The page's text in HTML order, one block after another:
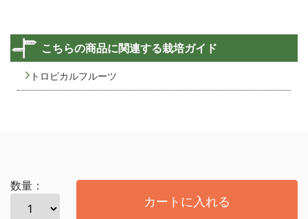
こちらの商品に関連する栽培ガイド
トロピカルフルーツ
数量：
カートに入れる